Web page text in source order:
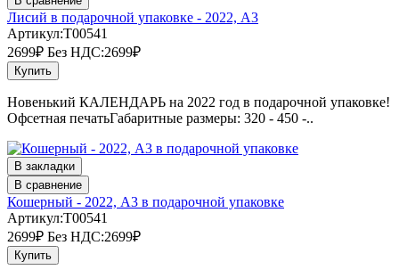
Лисий в подарочной упаковке - 2022, А3
Артикул:T00541
2699₽ Без НДС:2699₽
Купить
Новенький КАЛЕНДАРЬ на 2022 год в подарочной упаковке!
Офсетная печатьГабаритные размеры: 320 - 450 -..
В закладки
В сравнение
Кошерный - 2022, А3 в подарочной упаковке
Артикул:T00541
2699₽ Без НДС:2699₽
Купить